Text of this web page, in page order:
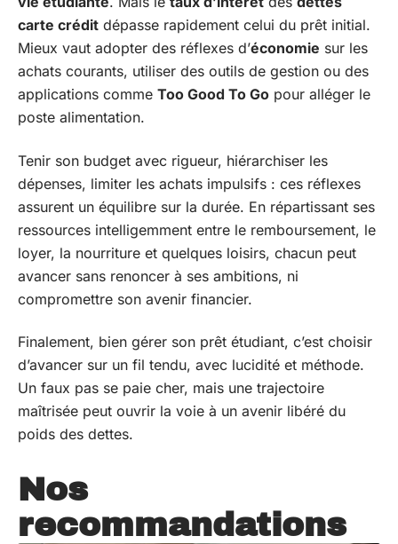
carte crédit dépasse rapidement celui du prêt initial.
Mieux vaut adopter des réflexes d’économie sur les
achats courants, utiliser des outils de gestion ou des
applications comme Too Good To Go pour alléger le
poste alimentation.
Tenir son budget avec rigueur, hiérarchiser les
dépenses, limiter les achats impulsifs : ces réflexes
assurent un équilibre sur la durée. En répartissant ses
ressources intelligemment entre le remboursement, le
loyer, la nourriture et quelques loisirs, chacun peut
avancer sans renoncer à ses ambitions, ni
compromettre son avenir financier.
Finalement, bien gérer son prêt étudiant, c’est choisir
d’avancer sur un fil tendu, avec lucidité et méthode.
Un faux pas se paie cher, mais une trajectoire
maîtrisée peut ouvrir la voie à un avenir libéré du
poids des dettes.
Nos
recommandations